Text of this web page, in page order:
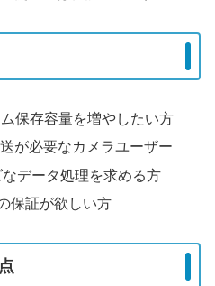
保存容量を増やしたい方
が必要なカメラユーザー
データ処理を求める方
保証が欲しい方